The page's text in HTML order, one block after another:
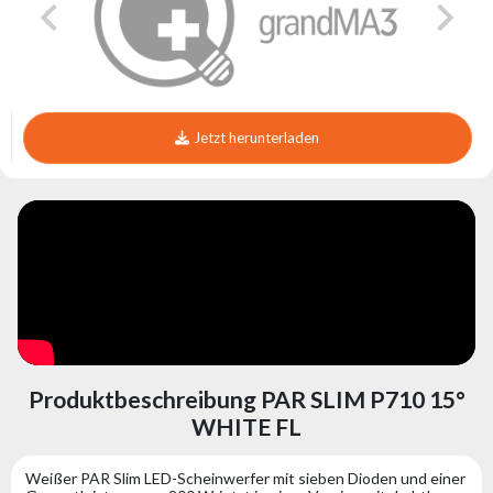
Jetzt herunterladen
Produktbeschreibung PAR SLIM P710 15°
WHITE FL
Weißer PAR Slim LED-Scheinwerfer mit sieben Dioden und einer